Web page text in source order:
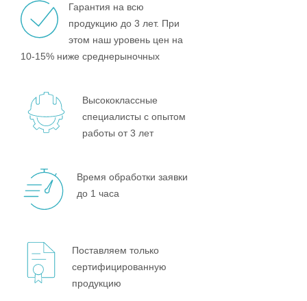
Гарантия на всю
продукцию до 3 лет. При
этом наш уровень цен на
10-15% ниже среднерыночных
Высококлассные
специалисты с опытом
работы от 3 лет
Время обработки заявки
до 1 часа
Поставляем только
сертифицированную
продукцию